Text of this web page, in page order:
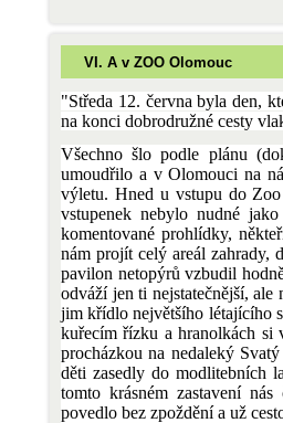
VI. A v ZOO Olomouc
"Středa 12. června byla den,
na konci dobrodružné cesty
Všechno šlo podle plánu
umoudřilo a v Olomouci na
výletu. Hned u vstupu do
vstupenek nebylo nudné
komentované prohlídky,
nám projít celý areál zahrady,
pavilon netopýrů vzbudil
odváží jen ti nejstatečnější,
jim křídlo největšího létajícího
kuřecím řízku a hranolkách si
procházkou na nedaleký
děti zasedly do modlitebních
tomto krásném zastavení
povedlo bez zpoždění a už